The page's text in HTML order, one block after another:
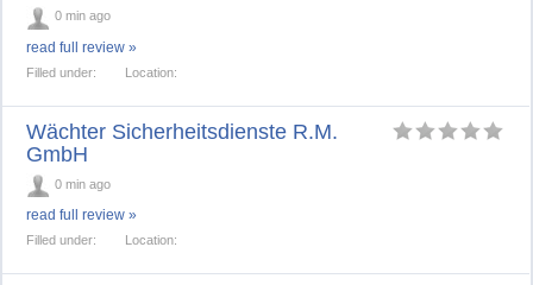
0 min ago
read full review »
Filled under: Location:
Wächter Sicherheitsdienste R.M.
GmbH
0 min ago
read full review »
Filled under: Location: